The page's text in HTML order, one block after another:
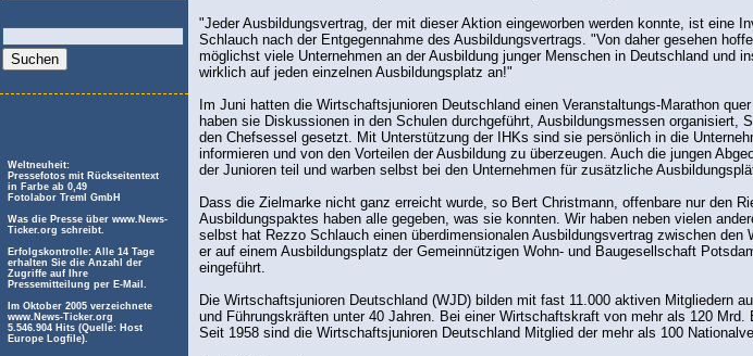
Weltneuheit:
Pressefotos mit Rückseitentext
in Farbe ab 0,49
Fotolabor Treml GmbH
Was die Presse über www.News-
Ticker.org schreibt.
Erfolgskontrolle: Alle 14 Tage
erhalten Sie die Anzahl der
Zugriffe auf Ihre
Pressemitteilung per E-Mail.
Im Oktober 2005 verzeichnete
www.News-Ticker.org
5.546.904 Hits (Quelle: Host
Europe Logfile).
"Jeder Ausbildungsvertrag, der mit dieser Aktion eingeworben werden konnte, ist eine
Schlauch nach der Entgegennahme des Ausbildungsvertrags. "Von daher gesehen
möglichst viele Unternehmen an der Ausbildung junger Menschen in Deutschland
wirklich auf jeden einzelnen Ausbildungsplatz an!"
Im Juni hatten die Wirtschaftsjunioren Deutschland einen Veranstaltungs-Marathon
haben sie Diskussionen in den Schulen durchgeführt, Ausbildungsmessen
den Chefsessel gesetzt. Mit Unterstützung der IHKs sind sie persönlich in die
informieren und von den Vorteilen der Ausbildung zu überzeugen. Auch die jungen
der Junioren teil und warben selbst bei den Unternehmen für zusätzliche
Dass die Zielmarke nicht ganz erreicht wurde, so Bert Christmann, offenbare nur den
Ausbildungspaktes haben alle gegeben, was sie konnten. Wir haben neben vielen
selbst hat Rezzo Schlauch einen überdimensionalen Ausbildungsvertrag zwischen
er auf einem Ausbildungsplatz der Gemeinnützigen Wohn- und Baugesellschaft
eingeführt.
Die Wirtschaftsjunioren Deutschland (WJD) bilden mit fast 11.000 aktiven Mitgliedern
und Führungskräften unter 40 Jahren. Bei einer Wirtschaftskraft von mehr als 120
Seit 1958 sind die Wirtschaftsjunioren Deutschland Mitglied der mehr als 100